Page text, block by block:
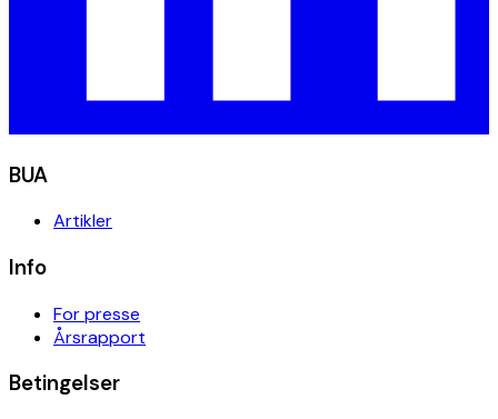
BUA
Artikler
Info
For presse
Årsrapport
Betingelser